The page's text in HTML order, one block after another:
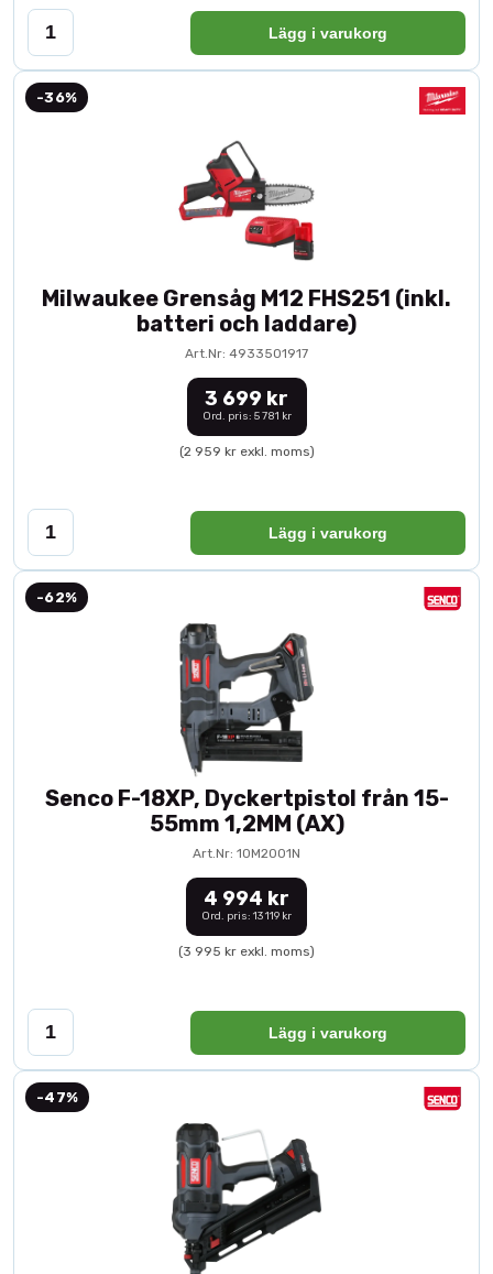
Lägg i varukorg
-36%
Milwaukee Grensåg M12 FHS251 (inkl.
batteri och laddare)
Art.Nr: 4933501917
3 699 kr
Ord. pris: 5 781 kr
(2 959 kr exkl. moms)
Lägg i varukorg
-62%
Senco F-18XP, Dyckertpistol från 15-
55mm 1,2MM (AX)
Art.Nr: 10M2001N
4 994 kr
Ord. pris: 13 119 kr
(3 995 kr exkl. moms)
Lägg i varukorg
-47%